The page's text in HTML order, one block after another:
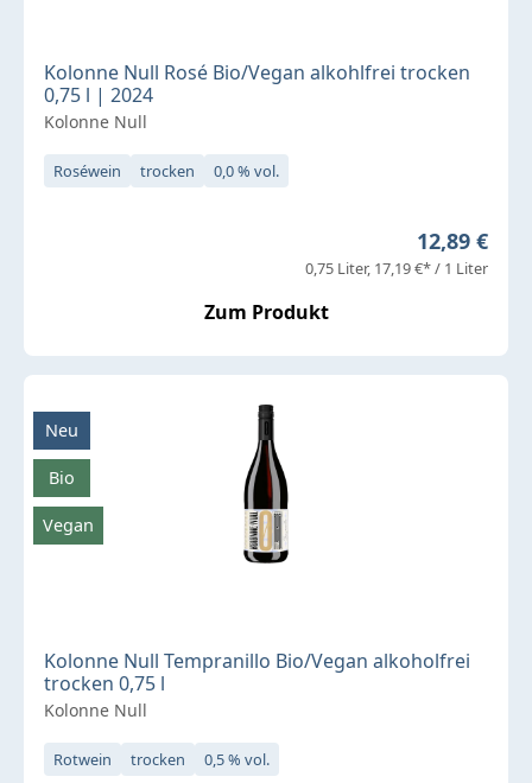
Kolonne Null Rosé Bio/Vegan alkohlfrei trocken
0,75 l | 2024
Kolonne Null
Roséwein trocken 0,0 % vol.
Regulärer
12,89 €
0,75 Liter 17,19 €* / 1 Liter
Zum Produkt
Kolonne Null Tempranillo Bio/Vegan alkoholfrei
trocken 0,75 l
Kolonne Null
Rotwein trocken 0,5 % vol.
Neu
Bio
Vegan